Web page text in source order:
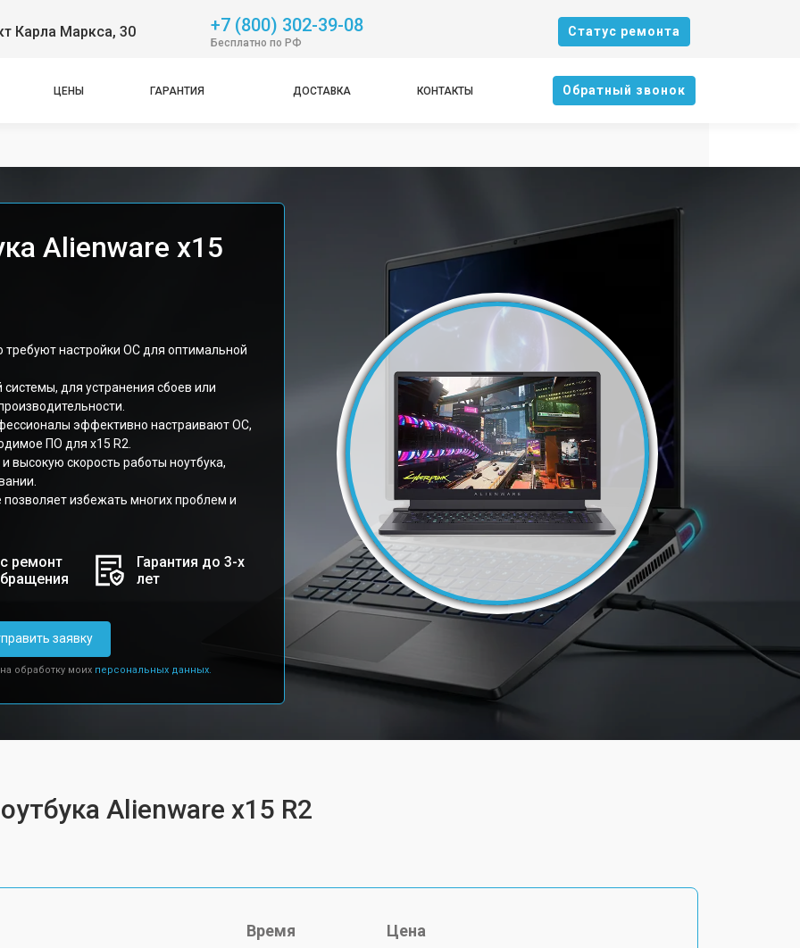
Карла Маркса, 30 +7 (800) 302-39-08
Бесплатно по РФ
Cтатус ремонта
ЦЕНЫ ГАРАНТИЯ ДОСТАВКА КОНТАКТЫ Oбратный звонок
Alienware x15
требуют настройки ОС для оптимальной
для устранения сбоев или
эффективно настраивают ОС,
ПО для x15 R2.
высокую скорость работы ноутбука,
избежать многих проблем и
ремонт
Гарантия до 3-х
лет
заявку
обработку моих персональных данных.
Alienware x15 R2
Время Цена